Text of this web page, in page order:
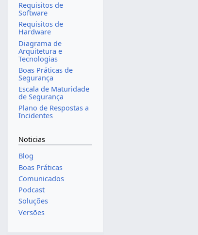
Requisitos de
Software
Requisitos de
Hardware
Diagrama de
Arquitetura e
Tecnologias
Boas Práticas de
Segurança
Escala de Maturidade
de Segurança
Plano de Respostas a
Incidentes
Noticias
Blog
Boas Práticas
Comunicados
Podcast
Soluções
Versões